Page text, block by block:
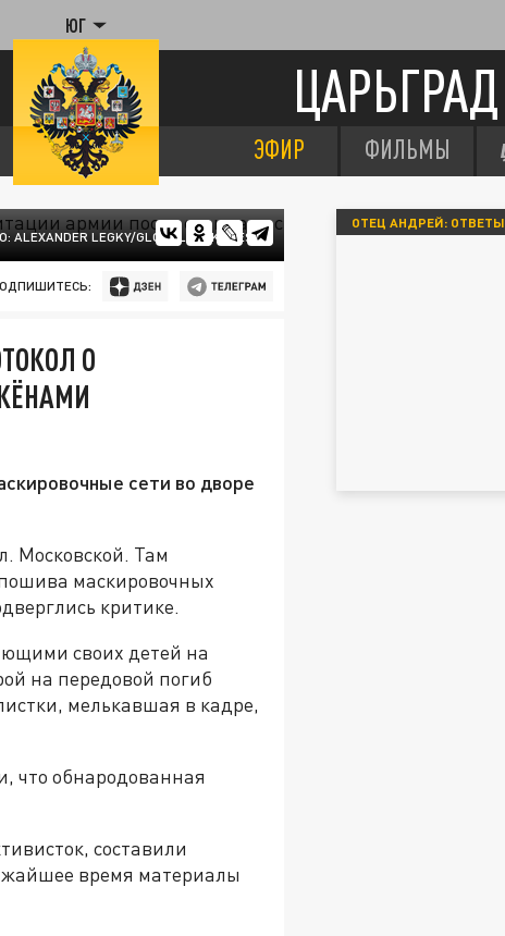
ЮГ
ЦАРЬГРАД
ЭФИР ФИЛЬМЫ
ALEXANDER LEGKY/GLOBALLOOKPRESS
О
сети во дворе
Московской. Там
маскировочных
критике.
своих детей на
на передовой погиб
мелькавшая в кадре,
что обнародованная
составили
время материалы
ОТЕЦ АНДРЕЙ: ОТВЕТЫ